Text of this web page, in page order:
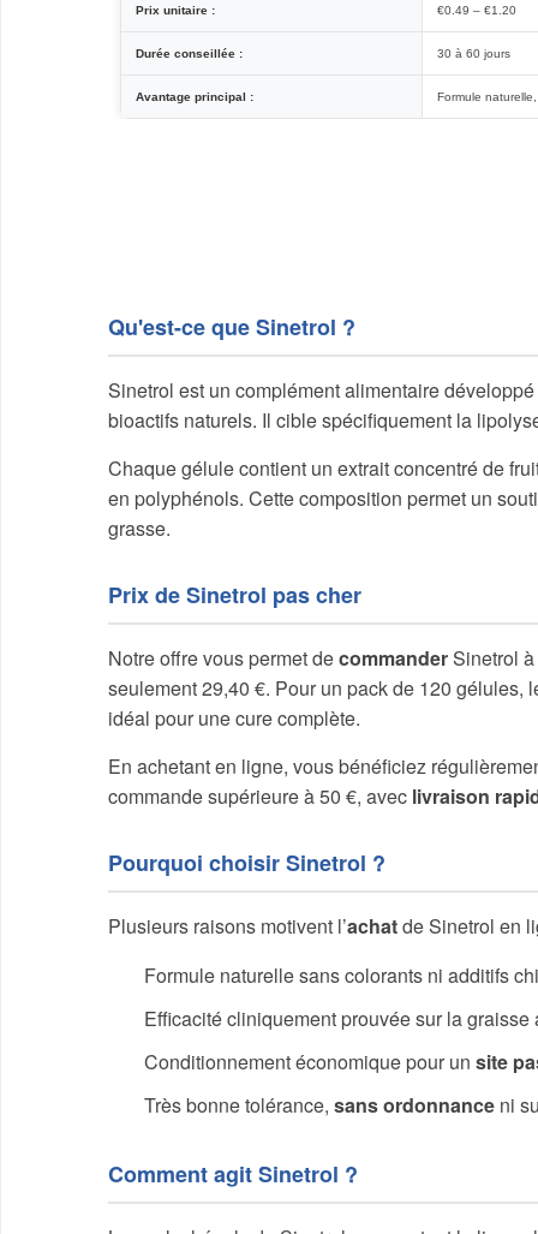
Prix unitaire : €0.49 – €1.20
Durée conseillée : 30 à 60 jours
Avantage principal : Formule
Qu'est-ce que Sinetrol ?
Sinetrol est un complément alimentaire
bioactifs naturels. Il cible spécifiquement la
Chaque gélule contient un extrait concentré de
en polyphénols. Cette composition permet un
grasse.
Prix de Sinetrol pas cher
Notre offre vous permet decommanderSinetrol
seulement 29,40 €. Pour un pack de 120
idéal pour une cure complète.
En achetant en ligne, vous bénéficiez
commande supérieure à 50 €, avec livraison
Pourquoi choisir Sinetrol ?
Plusieurs raisons motivent l’achatde Sinetrol en
Formule naturelle sans colorants ni additifs
Efficacité cliniquement prouvée sur la graisse
Conditionnement économique pour un site
Très bonne tolérance, sans ordonnance ni
Comment agit Sinetrol ?